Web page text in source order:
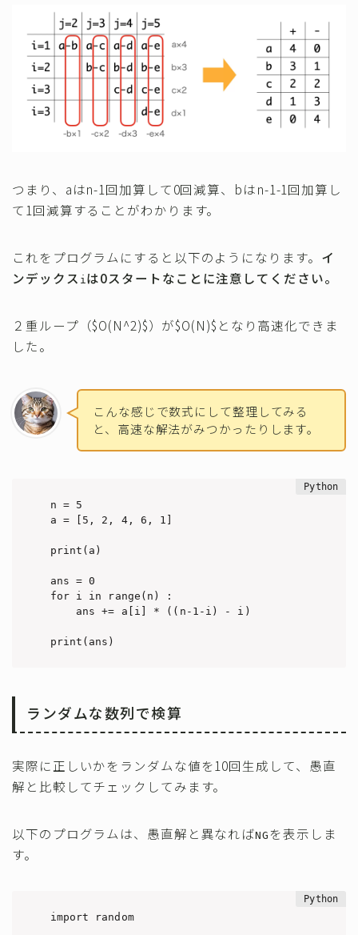
つまり、aはn-1回加算して0回減算、bはn-1-1回加算し
て1回減算することがわかります。
これをプログラムにすると以下のようになります。 イ
ンデックス i は0スタートなことに注意してください。
２重ループ（$O(N^2)$）が$O(N)$となり高速化できま
した。
こんな感じで数式にして整理してみる
と、高速な解法がみつかったりします。
n = 5
a = [5, 2, 4, 6, 1]
print(a)
ans = 0
for i in range(n) :
    ans += a[i] * ((n-1-i) - i)
print(ans)
ランダムな数列で検算
実際に正しいかをランダムな値を10回生成して、愚直
解と比較してチェックしてみます。
以下のプログラムは、愚直解と異なればNG を表示しま
す。
import random